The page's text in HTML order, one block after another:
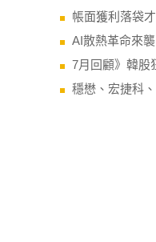
帳面獲利落袋
AI散熱革命來
7月回顧》韓股
穩懋、宏捷科